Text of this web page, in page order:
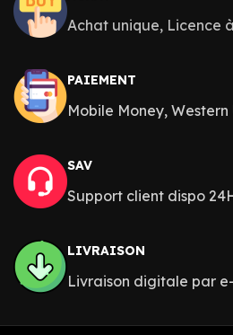
Achat unique, Licence
PAIEMENT
Mobile Money, Western
SAV
Support client dispo
LIVRAISON
Livraison digitale par